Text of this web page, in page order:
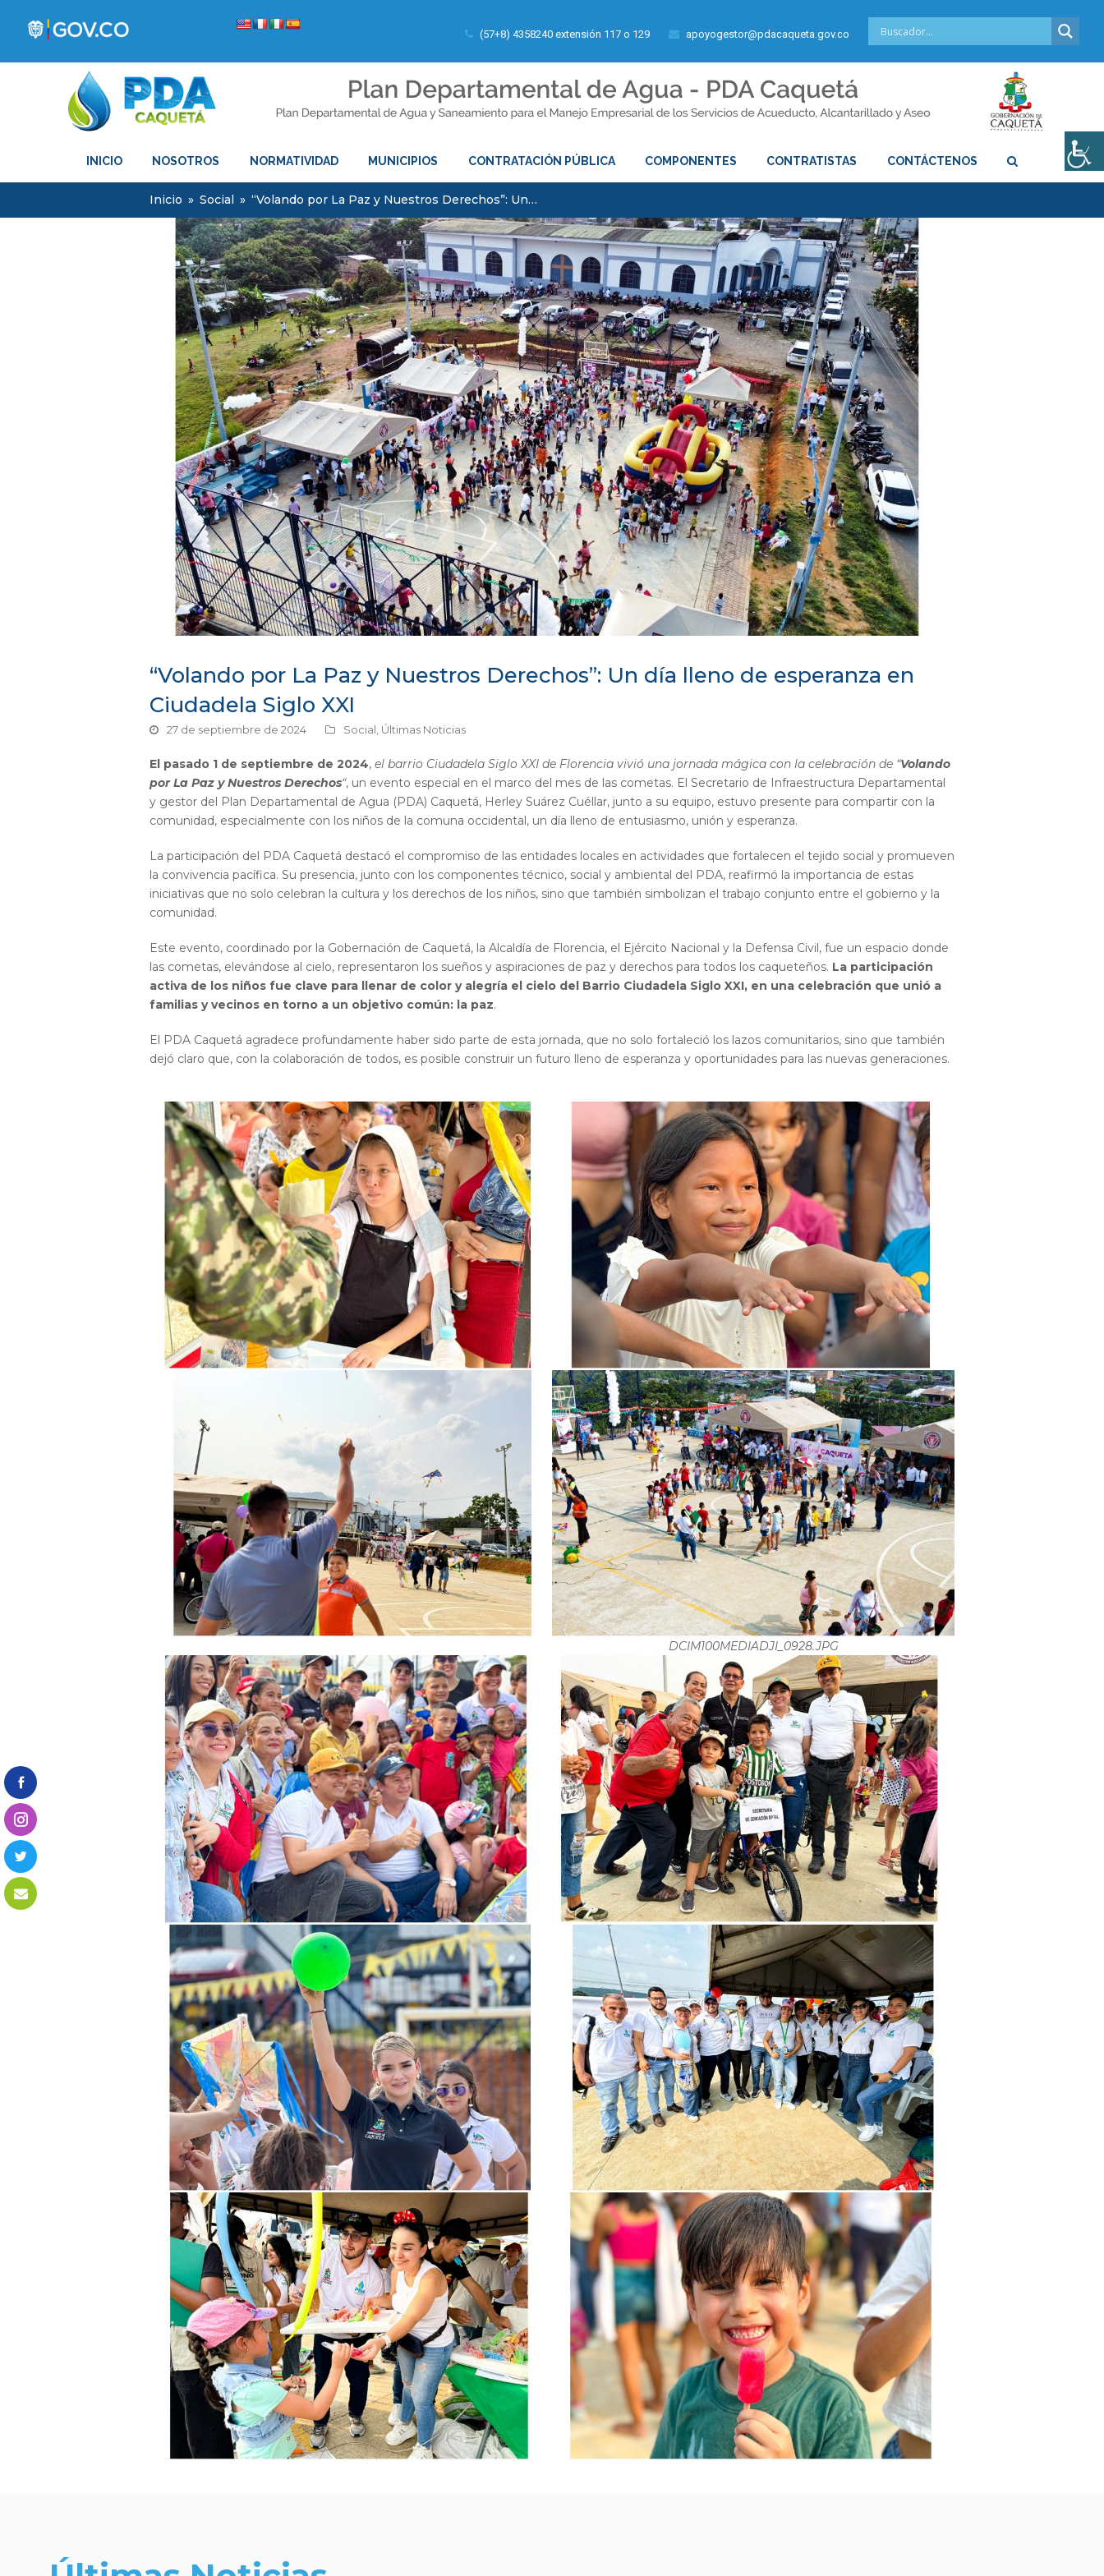
(57+8) 4358240 extensión 117 o 129 apoyogestor@pdacaqueta.gov.co
INICIO NOSOTROS NORMATIVIDAD MUNICIPIOS CONTRATACIÓN PÚBLICA COMPONENTES CONTRATISTAS CONTÁCTENOS
Inicio » Social » “Volando por La Paz y Nuestros Derechos”: Un…
“Volando por La Paz y Nuestros Derechos”: Un día lleno de esperanza en
Ciudadela Siglo XXI
27 de septiembre de 2024 Social Últimas Noticias
El pasado 1 de septiembre de 2024, el barrio Ciudadela Siglo XXI de Florencia vivió una jornada mágica con la celebración de “Volando
por La Paz y Nuestros Derechos“, un evento especial en el marco del mes de las cometas. El Secretario de Infraestructura Departamental
y gestor del Plan Departamental de Agua (PDA) Caquetá, Herley Suárez Cuéllar, junto a su equipo, estuvo presente para compartir con la
comunidad, especialmente con los niños de la comuna occidental, un día lleno de entusiasmo, unión y esperanza.
La participación del PDA Caquetá destacó el compromiso de las entidades locales en actividades que fortalecen el tejido social y promueven
la convivencia pacífica. Su presencia, junto con los componentes técnico, social y ambiental del PDA, reafirmó la importancia de estas
iniciativas que no solo celebran la cultura y los derechos de los niños, sino que también simbolizan el trabajo conjunto entre el gobierno y la
comunidad.
Este evento, coordinado por la Gobernación de Caquetá, la Alcaldía de Florencia, el Ejército Nacional y la Defensa Civil, fue un espacio donde
las cometas, elevándose al cielo, representaron los sueños y aspiraciones de paz y derechos para todos los caqueteños. La participación
activa de los niños fue clave para llenar de color y alegría el cielo del Barrio Ciudadela Siglo XXI, en una celebración que unió a
familias y vecinos en torno a un objetivo común: la paz.
El PDA Caquetá agradece profundamente haber sido parte de esta jornada, que no solo fortaleció los lazos comunitarios, sino que también
dejó claro que, con la colaboración de todos, es posible construir un futuro lleno de esperanza y oportunidades para las nuevas generaciones.
DCIM100MEDIADJI_0928.JPG